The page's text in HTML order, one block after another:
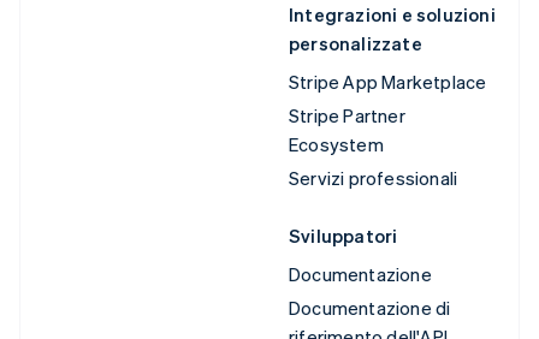
Integrazioni e soluzioni
personalizzate
Stripe App Marketplace
Stripe Partner
Ecosystem
Servizi professionali
Sviluppatori
Documentazione
Documentazione di